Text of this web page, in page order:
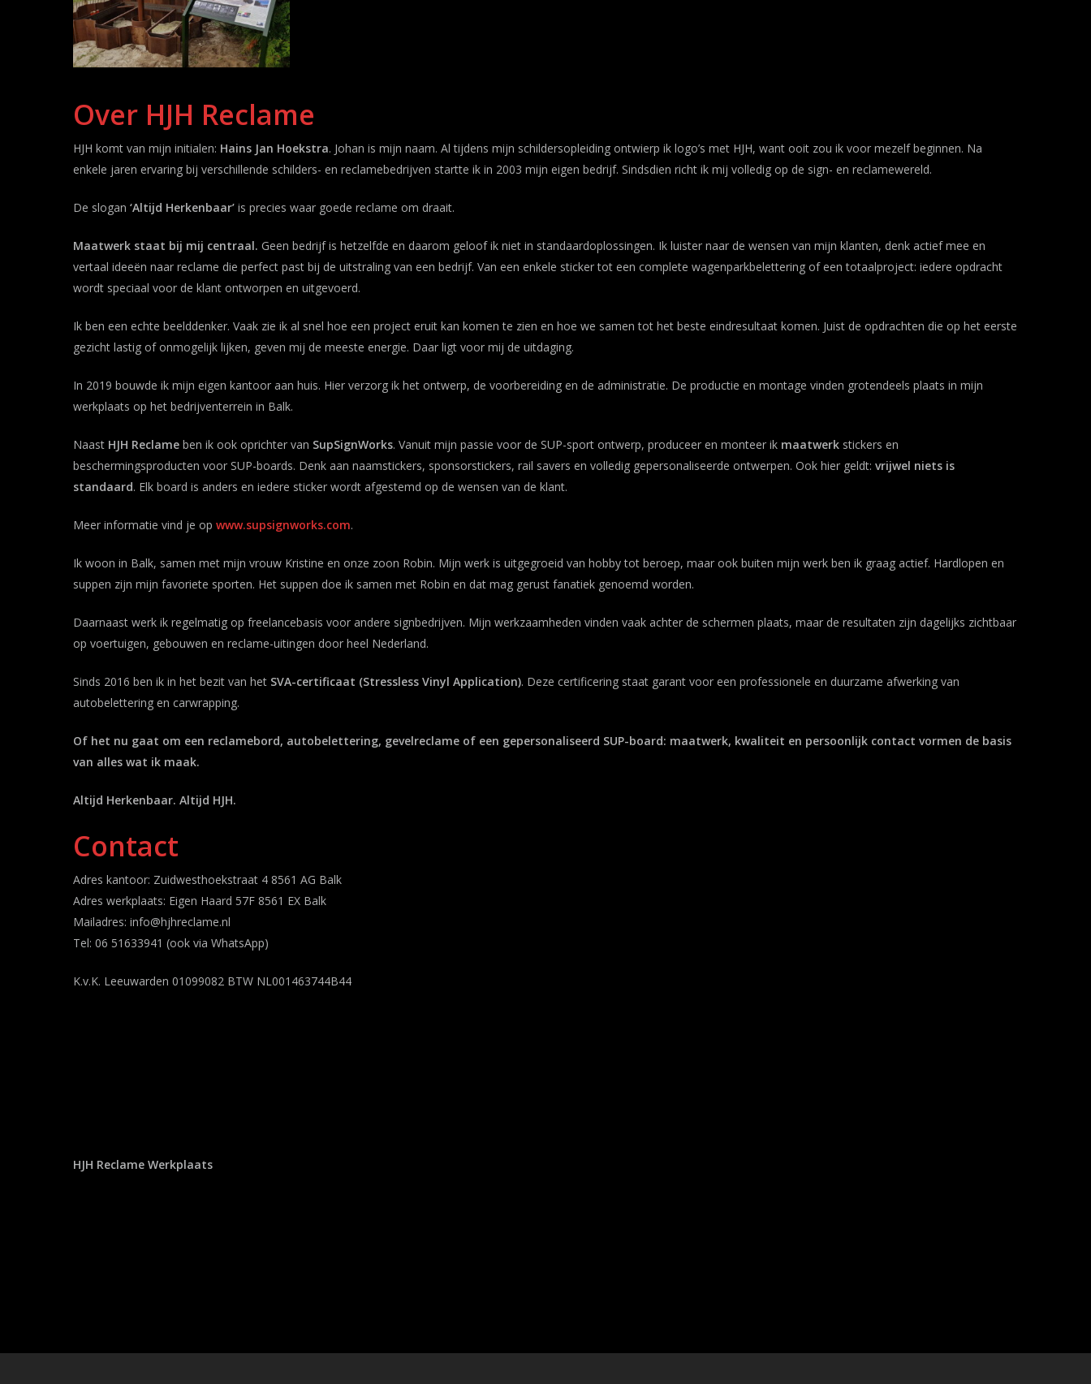
Over HJH Reclame
HJH komt van mijn initialen: Hains Jan Hoekstra. Johan is mijn naam. Al tijdens mijn schildersopleiding ontwierp ik logo’s met HJH, want ooit zou ik voor mezelf beginnen. Na
enkele jaren ervaring bij verschillende schilders- en reclamebedrijven startte ik in 2003 mijn eigen bedrijf. Sindsdien richt ik mij volledig op de sign- en reclamewereld.
De slogan‘Altijd Herkenbaar’ is precies waar goede reclame om draait.
Maatwerk staat bij mij centraal. Geen bedrijf is hetzelfde en daarom geloof ik niet in standaardoplossingen. Ik luister naar de wensen van mijn klanten, denk actief mee en
vertaal ideeën naar reclame die perfect past bij de uitstraling van een bedrijf. Van een enkele sticker tot een complete wagenparkbelettering of een totaalproject: iedere opdracht
wordt speciaal voor de klant ontworpen en uitgevoerd.
Ik ben een echte beelddenker. Vaak zie ik al snel hoe een project eruit kan komen te zien en hoe we samen tot het beste eindresultaat komen. Juist de opdrachten die op het eerste
gezicht lastig of onmogelijk lijken, geven mij de meeste energie. Daar ligt voor mij de uitdaging.
In 2019 bouwde ik mijn eigen kantoor aan huis. Hier verzorg ik het ontwerp, de voorbereiding en de administratie. De productie en montage vinden grotendeels plaats in mijn
werkplaats op het bedrijventerrein in Balk.
Naast HJH Reclame ben ik ook oprichter van SupSignWorks. Vanuit mijn passie voor de SUP-sport ontwerp, produceer en monteer ik maatwerk stickers en
beschermingsproducten voor SUP-boards. Denk aan naamstickers, sponsorstickers, rail savers en volledig gepersonaliseerde ontwerpen. Ook hier geldt:vrijwel niets is
standaard. Elk board is anders en iedere sticker wordt afgestemd op de wensen van de klant.
Meer informatie vind je opwww.supsignworks.com.
Ik woon in Balk, samen met mijn vrouw Kristine en onze zoon Robin. Mijn werk is uitgegroeid van hobby tot beroep, maar ook buiten mijn werk ben ik graag actief. Hardlopen en
suppen zijn mijn favoriete sporten. Het suppen doe ik samen met Robin en dat mag gerust fanatiek genoemd worden.
Daarnaast werk ik regelmatig op freelancebasis voor andere signbedrijven. Mijn werkzaamheden vinden vaak achter de schermen plaats, maar de resultaten zijn dagelijks zichtbaar
op voertuigen, gebouwen en reclame-uitingen door heel Nederland.
Sinds 2016 ben ik in het bezit van het SVA-certificaat (Stressless Vinyl Application). Deze certificering staat garant voor een professionele en duurzame afwerking van
autobelettering en carwrapping.
Of het nu gaat om een reclamebord, autobelettering, gevelreclame of een gepersonaliseerd SUP-board: maatwerk, kwaliteit en persoonlijk contact vormen de basis
van alles wat ik maak.
Altijd Herkenbaar. Altijd HJH.
Contact
Adres kantoor: Zuidwesthoekstraat 4 8561 AG Balk
Adres werkplaats: Eigen Haard 57F 8561 EX Balk
Mailadres: info@hjhreclame.nl
Tel: 06 51633941 (ook via WhatsApp)
K.v.K. Leeuwarden 01099082 BTW NL001463744B44
HJH Reclame Werkplaats